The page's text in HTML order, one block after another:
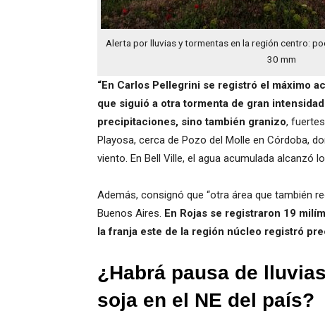
Alerta por lluvias y tormentas en la región centro:
30 mm
“En Carlos Pellegrini se registró el máximo
que siguió a otra tormenta de gran
precipitaciones, sino también granizo,
Playosa, cerca de Pozo del Molle en Córdoba,
viento. En Bell Ville, el agua acumulada alcanzó
Además, consignó que “otra área que también
Buenos Aires. En Rojas se registraron 19
la franja este de la región núcleo registró
¿Habrá pausa de
soja en el NE del país?